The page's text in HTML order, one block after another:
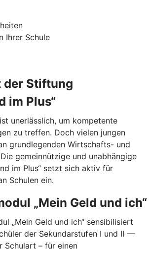
Ihrer Schule
der Stiftung
im Plus“
unerlässlich, um kompetente
zu treffen. Doch vielen jungen
grundlegenden Wirtschafts- und
gemeinnützige und unabhängige
im Plus“ setzt sich aktiv für
Schulen ein.
„Mein Geld und ich“
„Mein Geld und ich“ sensibilisiert
der Sekundarstufen I und II —
Schulart – für einen